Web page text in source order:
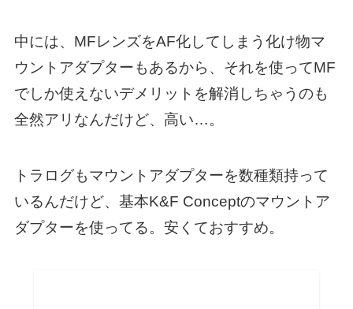
中には、MFレンズをAF化してしまう化け物マ
ウントアダプターもあるから、それを使ってMF
でしか使えないデメリットを解消しちゃうのも
全然アリなんだけど、高い…。
トラログもマウントアダプターを数種類持って
いるんだけど、基本K&F Conceptのマウントア
ダプターを使ってる。安くておすすめ。